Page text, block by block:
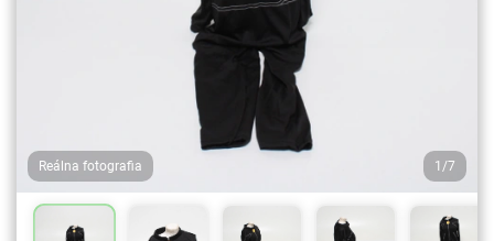
Reálna fotografia 1/7